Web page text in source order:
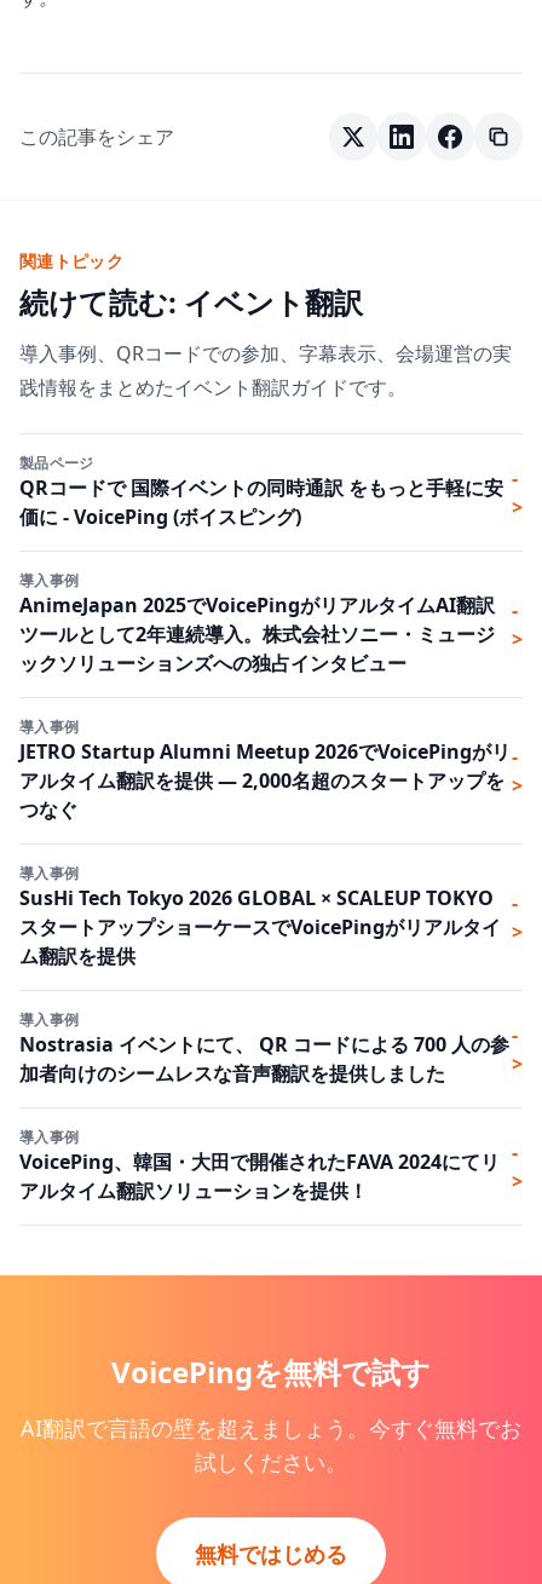
この記事をシェア
関連トピック
続けて読む: イベント翻訳
導入事例、QRコードでの参加、字幕表示、会場運営の実
践情報をまとめたイベント翻訳ガイドです。
製品ページ
QRコードで 国際イベントの同時通訳 をもっと手軽に安
価に - VoicePing (ボイスピング)
-
>
導入事例
AnimeJapan 2025でVoicePingがリアルタイムAI翻訳
ツールとして2年連続導入。株式会社ソニー・ミュージ
ックソリューションズへの独占インタビュー
-
>
導入事例
JETRO Startup Alumni Meetup 2026でVoicePingがリ
アルタイム翻訳を提供 — 2,000名超のスタートアップを
つなぐ
-
>
導入事例
SusHi Tech Tokyo 2026 GLOBAL × SCALEUP TOKYO
スタートアップショーケースでVoicePingがリアルタイ
ム翻訳を提供
-
>
導入事例
Nostrasia イベントにて、 QR コードによる 700 人の参
加者向けのシームレスな音声翻訳を提供しました
-
>
導入事例
VoicePing、韓国・大田で開催されたFAVA 2024にてリ
アルタイム翻訳ソリューションを提供！
-
>
VoicePingを無料で試す
AI翻訳で言語の壁を超えましょう。今すぐ無料でお
試しください。
無料ではじめる